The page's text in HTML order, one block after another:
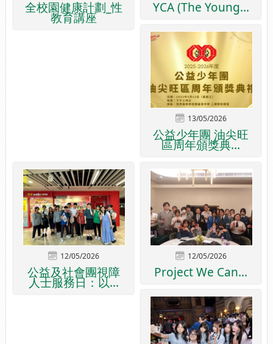
全校園健康計劃_性
教育講座
YCA (The Young...
13/05/2026
公益少年團 油尖旺
區周年頒獎典...
12/05/2026
公益及社會團視障
人士服務日：以...
12/05/2026
Project We Can...